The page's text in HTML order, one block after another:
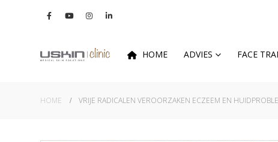
HOME ADVIES FACE
HOME VRIJE RADICALEN VEROORZAKEN ECZEEM EN